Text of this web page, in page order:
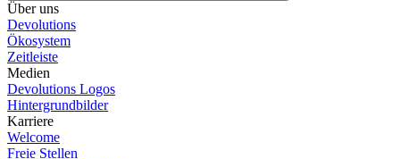
Über uns
Devolutions
Ökosystem
Zeitleiste
Medien
Devolutions Logos
Hintergrundbilder
Karriere
Welcome
Freie Stellen